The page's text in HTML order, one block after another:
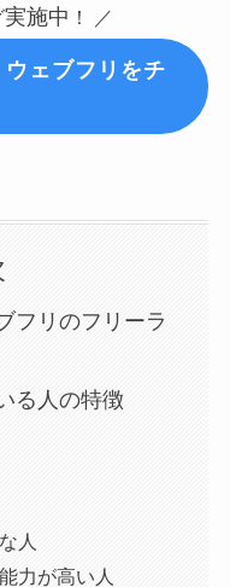
実施中 ！ ／
ェブフリをチ
フリのフリーラ
る人の特徴
人
力が高い人